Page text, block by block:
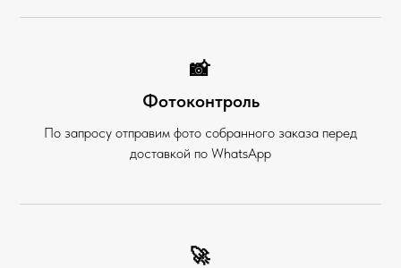
📸
Фотоконтроль
По запросу отправим фото собранного заказа перед
доставкой по WhatsApp
🚀